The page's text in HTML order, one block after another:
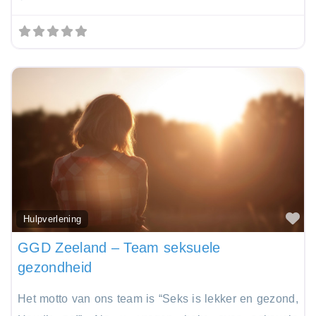
Hulpverlening
GGD Zeeland – Team seksuele
gezondheid
Het motto van ons team is “Seks is lekker en gezond,